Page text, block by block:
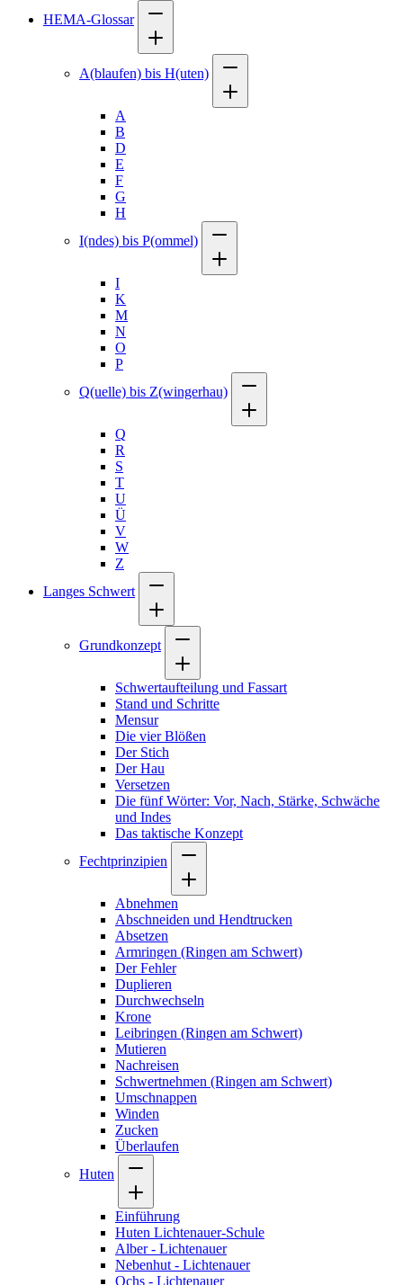
HEMA-Glossar
A(blaufen) bis H(uten)
A
B
D
E
F
G
H
I(ndes) bis P(ommel)
I
K
M
N
O
P
Q(uelle) bis Z(wingerhau)
Q
R
S
T
U
Ü
V
W
Z
Langes Schwert
Grundkonzept
Schwertaufteilung und Fassart
Stand und Schritte
Mensur
Die vier Blößen
Der Stich
Der Hau
Versetzen
Die fünf Wörter: Vor, Nach, Stärke, Schwäche
und Indes
Das taktische Konzept
Fechtprinzipien
Abnehmen
Abschneiden und Hendtrucken
Absetzen
Armringen (Ringen am Schwert)
Der Fehler
Duplieren
Durchwechseln
Krone
Leibringen (Ringen am Schwert)
Mutieren
Nachreisen
Schwertnehmen (Ringen am Schwert)
Umschnappen
Winden
Zucken
Überlaufen
Huten
Einführung
Huten Lichtenauer-Schule
Alber - Lichtenauer
Nebenhut - Lichtenauer
Ochs - Lichtenauer